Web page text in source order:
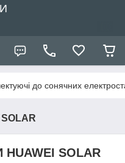
до сонячних
SOLAR